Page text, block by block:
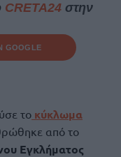
CRETA24στην
GOOGLE
το κύκλωμα
από το
Εγκλήματος